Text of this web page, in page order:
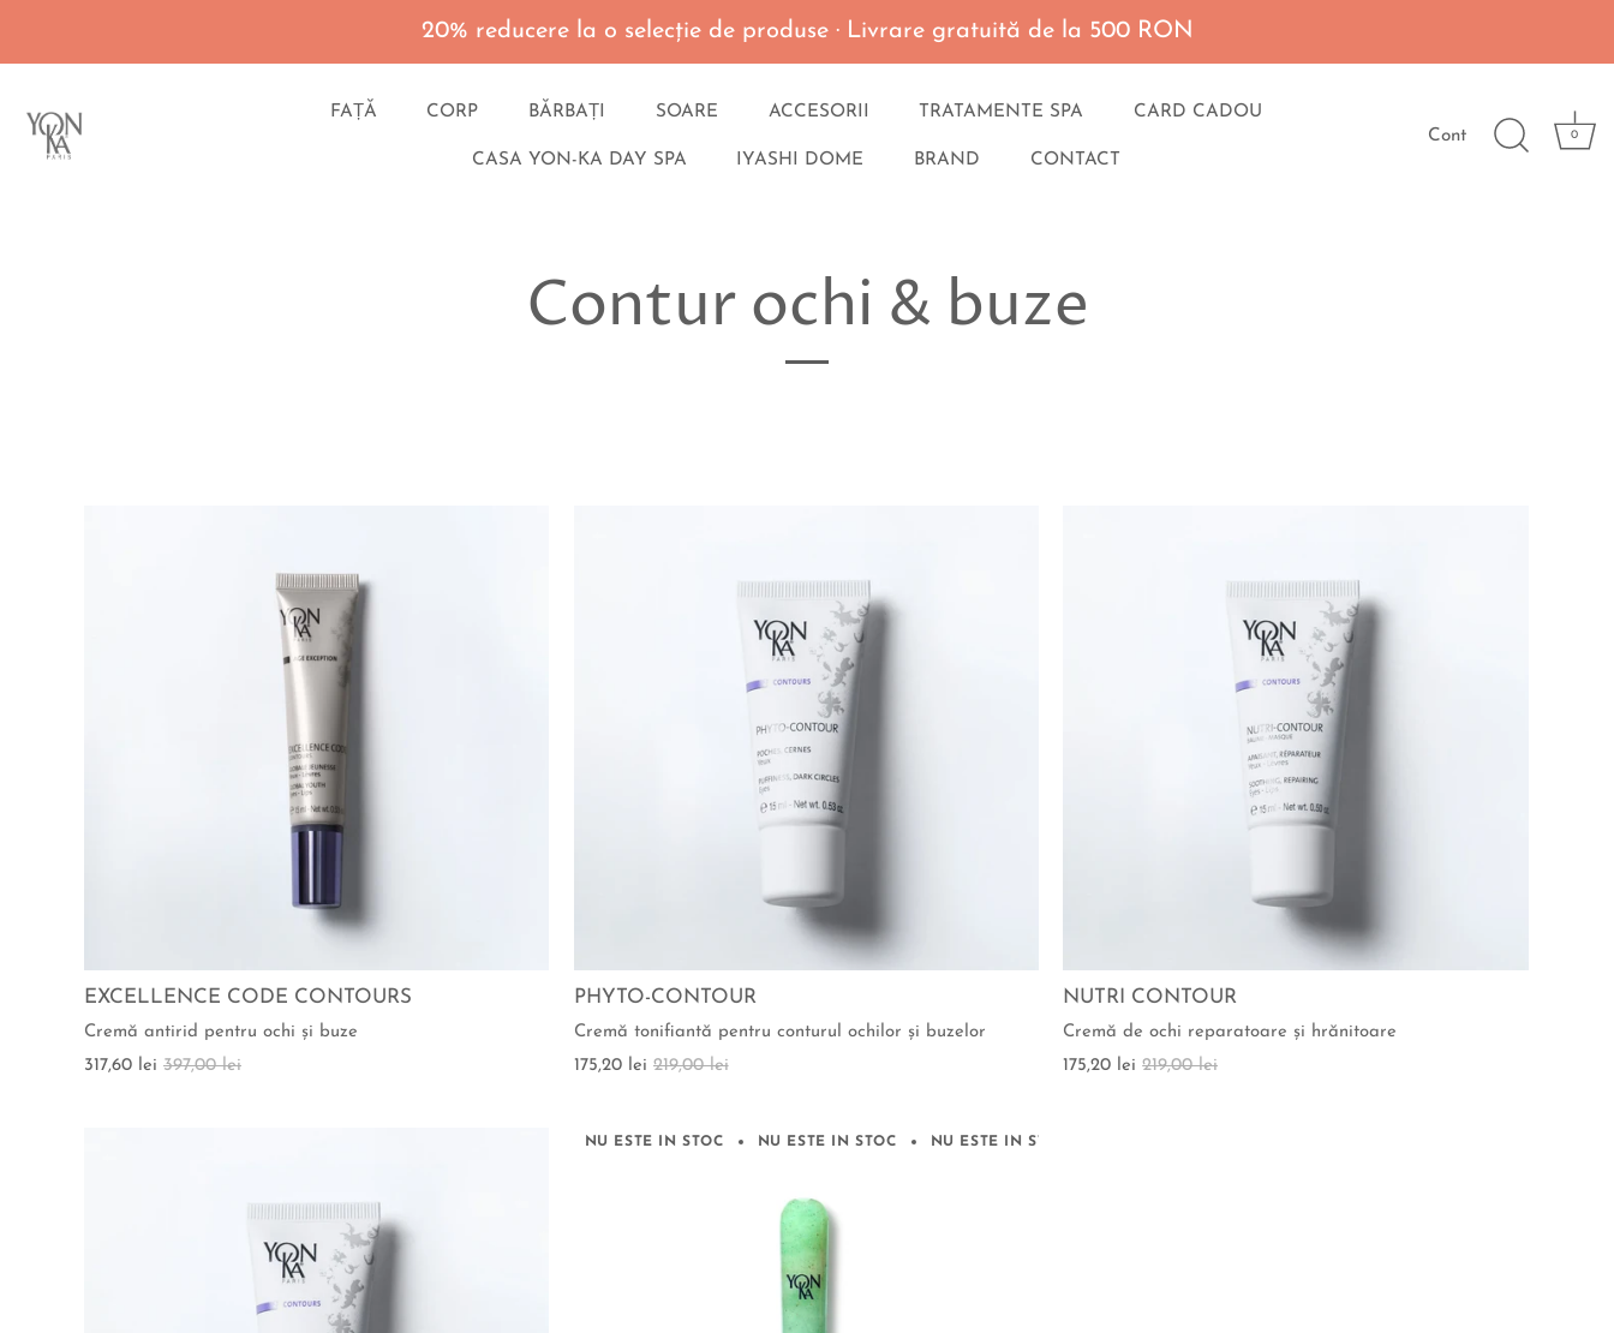
20% reducere la o selecţie de produse · Livrare gratuită de la 500 RON
FAȚĂ CORP BĂRBAȚI SOARE ACCESORII TRATAMENTE SPA CARD CADOU
CASA YON-KA DAY SPA IYASHI DOME BRAND CONTACT
Cont 0
Contur ochi & buze
EXCELLENCE CODE CONTOURS
Cremă antirid pentru ochi şi buze
317,60 lei 397,00 lei
PHYTO-CONTOUR
Cremă tonifiantă pentru conturul ochilor şi buzelor
175,20 lei 219,00 lei
NUTRI CONTOUR
Cremă de ochi reparatoare şi hrănitoare
175,20 lei 219,00 lei
NU ESTE IN STOC NU ESTE IN STOC NU ESTE IN STOC